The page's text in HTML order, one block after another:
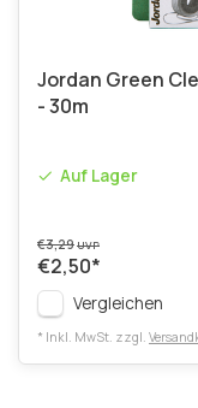
Jordan Green
- 30m
Auf Lager
€3,29UVP
€2,50*
Vergleichen
* Inkl. MwSt. zzgl.